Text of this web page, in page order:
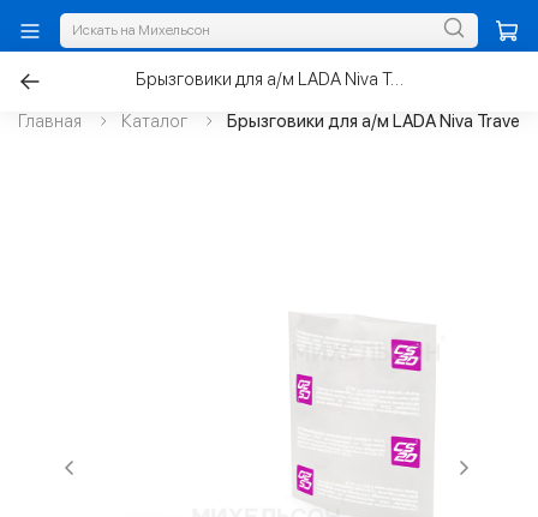
Главная Каталог Брызговики для а/м LADA Niva Travel
Брызговики для а/м LADA Niva Travel с 2021г.задние к-т.2шт